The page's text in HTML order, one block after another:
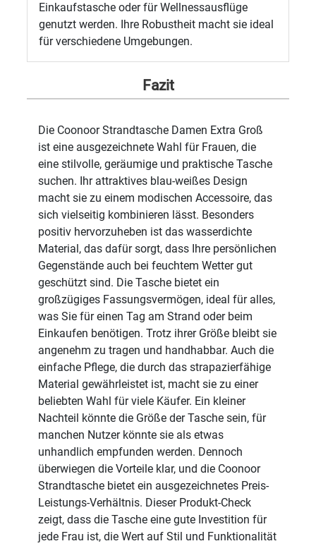
Einkaufstasche oder für Wellnessausflüge
genutzt werden. Ihre Robustheit macht sie ideal
für verschiedene Umgebungen.
Fazit
Die Coonoor Strandtasche Damen Extra Groß
ist eine ausgezeichnete Wahl für Frauen, die
eine stilvolle, geräumige und praktische Tasche
suchen. Ihr attraktives blau-weißes Design
macht sie zu einem modischen Accessoire, das
sich vielseitig kombinieren lässt. Besonders
positiv hervorzuheben ist das wasserdichte
Material, das dafür sorgt, dass Ihre persönlichen
Gegenstände auch bei feuchtem Wetter gut
geschützt sind. Die Tasche bietet ein
großzügiges Fassungsvermögen, ideal für alles,
was Sie für einen Tag am Strand oder beim
Einkaufen benötigen. Trotz ihrer Größe bleibt sie
angenehm zu tragen und handhabbar. Auch die
einfache Pflege, die durch das strapazierfähige
Material gewährleistet ist, macht sie zu einer
beliebten Wahl für viele Käufer. Ein kleiner
Nachteil könnte die Größe der Tasche sein, für
manchen Nutzer könnte sie als etwas
unhandlich empfunden werden. Dennoch
überwiegen die Vorteile klar, und die Coonoor
Strandtasche bietet ein ausgezeichnetes Preis-
Leistungs-Verhältnis. Dieser Produkt-Check
zeigt, dass die Tasche eine gute Investition für
jede Frau ist, die Wert auf Stil und Funktionalität